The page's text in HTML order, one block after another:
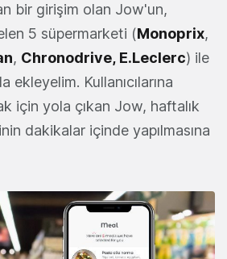
bir girişim olan Jow'un,
5 süpermarketi (Monoprix,
, Chronodrive, E.Leclerc) ile
ekleyelim. Kullanıcılarına
için yola çıkan Jow, haftalık
dakikalar içinde yapılmasına